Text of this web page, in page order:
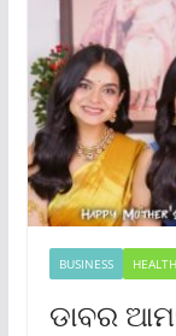
BUSINESS HEALTH
ଡାବର